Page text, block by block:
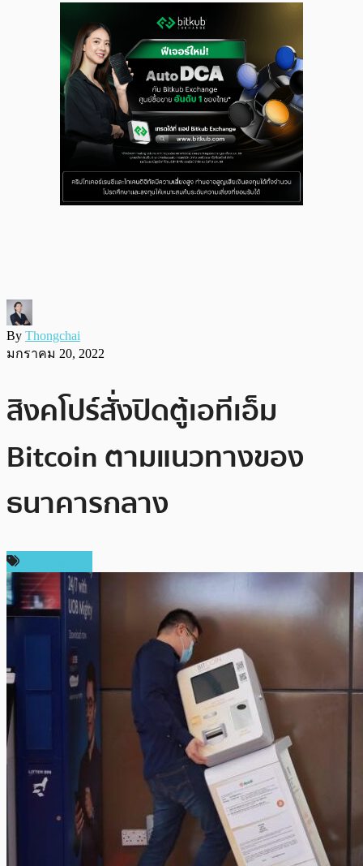
By Thongchai
มกราคม 20, 2022
สิงคโปร์สั่งปิดตู้เอทีเอ็ม
Bitcoin ตามแนวทางของ
ธนาคารกลาง